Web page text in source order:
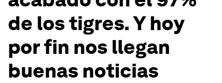
de los tigres. Y hoy
por fin nos llegan
buenas noticias